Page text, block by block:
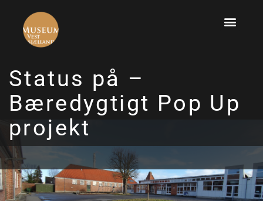
Status på –
Bæredygtigt Pop Up
projekt